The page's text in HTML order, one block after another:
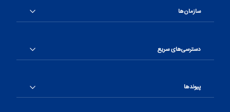
سازمان‌ها
دسترسی‌های سریع
پیوندها